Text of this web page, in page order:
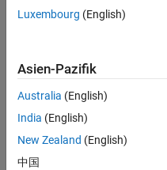
encryption.
manufacturer
See Also
Topics
Connect to Raspberry Pi
Luxembourg (English)
Asien-Pazifik
Australia (English)
India (English)
New Zealand (English)
中国